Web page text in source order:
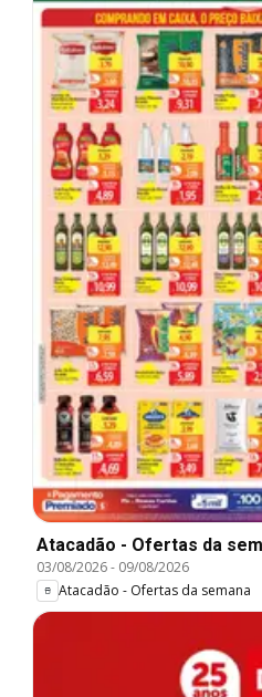
Atacadão - Ofertas da
03/08/2026- 09/08/2026
Atacadão - Ofertas da semana